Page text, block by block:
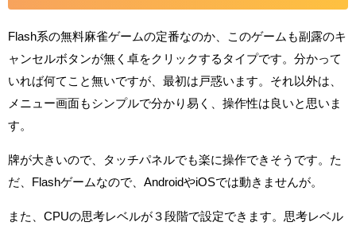
Flash系の無料麻雀ゲームの定番なのか、このゲームも副露のキ
ャンセルボタンが無く卓をクリックするタイプです。分かって
いれば何てこと無いですが、最初は戸惑います。それ以外は、
メニュー画面もシンプルで分かり易く、操作性は良いと思いま
す。
牌が大きいので、タッチパネルでも楽に操作できそうです。た
だ、Flashゲームなので、AndroidやiOSでは動きませんが。
また、CPUの思考レベルが３段階で設定できます。思考レベル